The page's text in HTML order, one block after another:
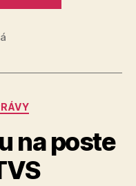
múzeí
na poste